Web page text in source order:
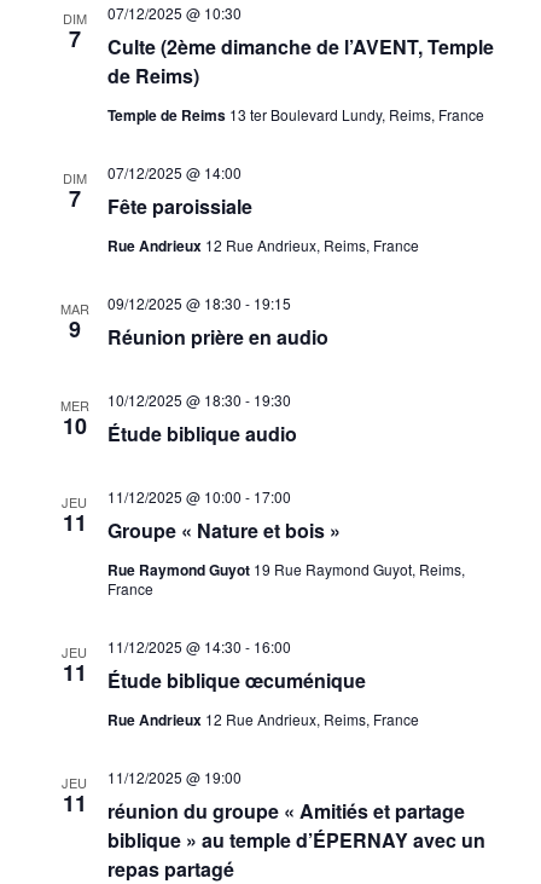
DIM
7
Culte (2ème dimanche de l’AVENT, Temple
de Reims)
07/12/2025 @ 10:30
Temple de Reims 13 ter Boulevard Lundy, Reims, France
DIM
7 Fête paroissiale
07/12/2025 @ 14:00
Rue Andrieux 12 Rue Andrieux, Reims, France
MAR
9 Réunion prière en audio
09/12/2025 @ 18:30 - 19:15
MER
10 Étude biblique audio
10/12/2025 @ 18:30 - 19:30
JEU
11 Groupe « Nature et bois »
11/12/2025 @ 10:00 - 17:00
Rue Raymond Guyot 19 Rue Raymond Guyot, Reims,
France
JEU
11 Étude biblique œcuménique
11/12/2025 @ 14:30 - 16:00
Rue Andrieux 12 Rue Andrieux, Reims, France
JEU
11
réunion du groupe « Amitiés et partage
biblique » au temple d’ÉPERNAY avec un
repas partagé
11/12/2025 @ 19:00